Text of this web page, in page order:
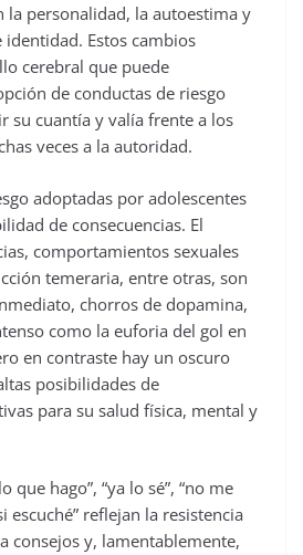
personalidad, la autoestima y
identidad. Estos cambios
cerebral que puede
de conductas de riesgo
su cuantía y valía frente a los
veces a la autoridad.
adoptadas por adolescentes
de consecuencias. El
comportamientos sexuales
temeraria, entre otras, son
chorros de dopamina,
como la euforia del gol en
en contraste hay un oscuro
posibilidades de
para su salud física, mental y
que hago”, “ya lo sé”, “no me
escuché” reflejan la resistencia
consejos y, lamentablemente,